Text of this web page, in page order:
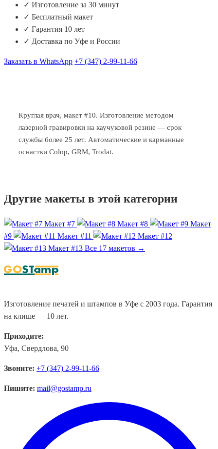
✓ Изготовление за 30 минут
✓ Бесплатный макет
✓ Гарантия 10 лет
✓ Доставка по Уфе и России
Заказать в WhatsApp +7 (347) 2-99-11-66
Круглая врач, макет #10. Изготовление методом
лазерной гравировки на каучуковой резине — срок
службы более 25 лет. Автоматические и карманные
оснастки Colop, GRM, Trodat.
Другие макеты в этой категории
Макет #7 Макет #8
Макет
#9
Макет #11
Макет #12
Макет #13 Все 17 макетов →
Изготовление печатей и штампов в Уфе с 2003 года. Гарантия
на клише — 10 лет.
Приходите:
Уфа, Свердлова, 90
Звоните: +7 (347) 2-99-11-66
Пишите: mail@gostamp.ru